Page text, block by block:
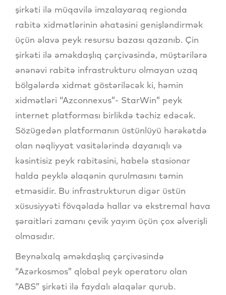
şirkəti ilə müqavilə imzalayaraq regionda
rabitə xidmətlərinin əhatəsini genişləndirmək
üçün əlavə peyk resursu bazası qazanıb. Çin
şirkəti ilə əməkdaşlıq çərçivəsində, müştərilərə
ənənəvi rabitə infrastrukturu olmayan uzaq
bölgələrdə xidmət göstəriləcək ki, həmin
xidmətləri “Azconnexus”- StarWin” peyk
internet platforması birlikdə təchiz edəcək.
Sözügedən platformanın üstünlüyü hərəkətdə
olan nəqliyyat vasitələrində dayanıqlı və
kəsintisiz peyk rabitəsini, habelə stasionar
halda peyklə əlaqənin qurulmasını təmin
etməsidir. Bu infrastrukturun digər üstün
xüsusiyyəti fövqəladə hallar və ekstremal hava
şəraitləri zamanı çevik yayım üçün çox əlverişli
olmasıdır.
Beynəlxalq əməkdaşlıq çərçivəsində
“Azərkosmos” qlobal peyk operatoru olan
“ABS” şirkəti ilə faydalı əlaqələr qurub.